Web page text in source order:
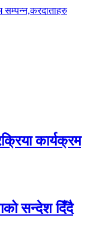
सम्पन्न,करदाताहरु
कार्यक्रम
सन्देश दिँदै